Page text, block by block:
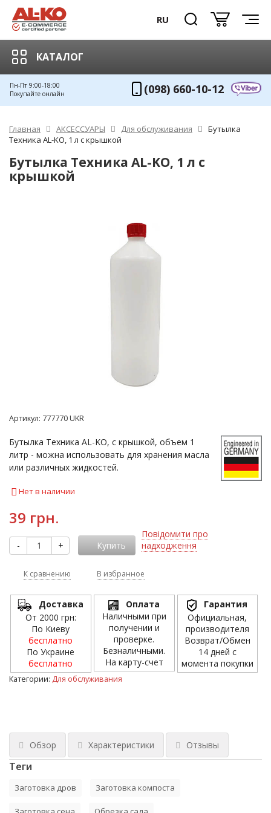
RU
КАТАЛОГ
Пн-Пт 9:00-18:00
Покупайте онлайн
(098) 660-10-12
Главная АКСЕССУАРЫ Для обслуживания
Бутылка
Техника AL-KO, 1 л с крышкой
Бутылка Техника AL-KO, 1 л с
крышкой
Артикул: 777770 UKR
Бутылка Техника AL-KO, с крышкой, объем 1
литр - можна использовать для хранения масла
или различных жидкостей.
Нет в наличии
39 грн.
- + Купить
Повідомити про
надходження
К сравнению В избранное
Доставка
От 2000 грн:
По Киеву
бесплатно
По Украине
бесплатно
Оплата
Наличными при
получении и
проверке.
Безналичными.
На карту-счет
Гарантия
Официальная,
производителя
Возврат/Обмен
14 дней с
момента покупки
Категории: Для обслуживания
Обзор Характеристики Отзывы
Теги
Заготовка дров Заготовка компоста